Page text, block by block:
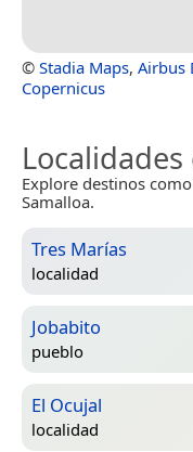
© Stadia Maps, Airbus
Copernicus
Localidades
Explore destinos
Samalloa.
Tres Marías
localidad
Jobabito
pueblo
El Ocujal
localidad